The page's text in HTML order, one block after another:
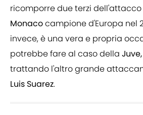
ricomporre due terzi dell'attacco
Monacocampione d'Europa nel
invece, è una vera e propria
potrebbe fare al caso della Juve,
trattando l'altro grande
Luis Suarez.